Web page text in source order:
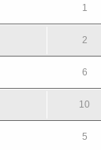
1
2
6
10
5